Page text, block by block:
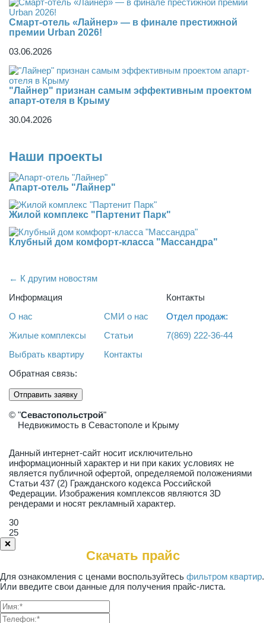
Смарт-отель «Лайнер» — в финале престижной
премии Urban 2026!
03.06.2026
"Лайнер" признан самым эффективным проектом
апарт-отеля в Крыму
30.04.2026
Наши проекты
Апарт-отель "Лайнер"
Жилой комплекс "Партенит Парк"
Клубный дом комфорт-класса "Массандра"
← К другим новостям
Информация
О нас
Жилые комплексы
Выбрать квартиру
СМИ о нас
Статьи
Контакты
Контакты
Отдел продаж:
7(869) 222-36-44
Обратная связь:
Отправить заявку
© "Севастопольстрой"
Недвижимость в Севастополе и Крыму
Данный интернет-сайт носит исключительно
информационный характер и ни при каких условиях не
является публичной офертой, определяемой положениями
Статьи 437 (2) Гражданского кодекса Российской
Федерации. Изображения комплексов являются 3D
рендерами и носят рекламный характер.
30
25
❌
Скачать прайс
Для ознакомления с ценами воспользуйтесь фильтром квартир.
Или введите свои данные для получения прайс-листа.